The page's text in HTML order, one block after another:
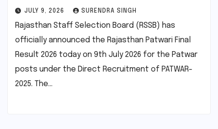
JULY 9, 2026 SURENDRA SINGH
Rajasthan Staff Selection Board (RSSB) has
officially announced the Rajasthan Patwari Final
Result 2026 today on 9th July 2026 for the Patwar
posts under the Direct Recruitment of PATWAR-
2025. The…